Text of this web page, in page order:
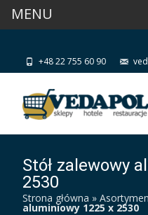
+48 22 755 60 90
Stół zalewowy
2530
Strona główna »
aluminiowy 1225 x 2530
MENU